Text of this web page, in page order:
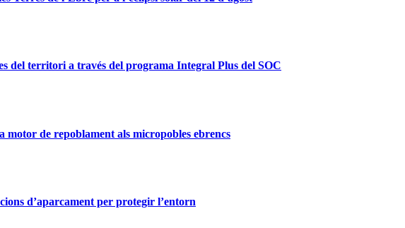
del territori a través del programa Integral Plus del SOC
motor de repoblament als micropobles ebrencs
d’aparcament per protegir l’entorn